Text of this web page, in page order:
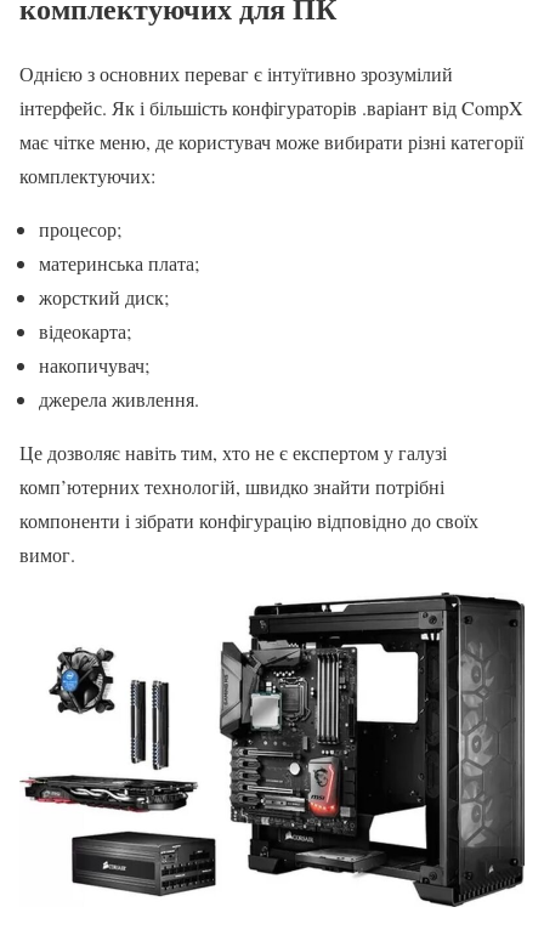
Однією з основних переваг є інтуїтивно зрозумілий
інтерфейс. Як і більшість конфігураторів .варіант від CompX
має чітке меню, де користувач може вибирати різні категорії
комплектуючих:
процесор;
материнська плата;
жорсткий диск;
відеокарта;
накопичувач;
джерела живлення.
Це дозволяє навіть тим, хто не є експертом у галузі
комп’ютерних технологій, швидко знайти потрібні
компоненти і зібрати конфігурацію відповідно до своїх
вимог.